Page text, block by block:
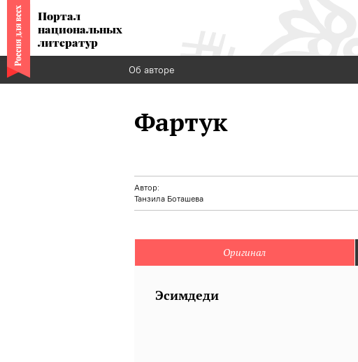
Портал
национальных
литератур
Об авторе
Фартук
Автор:
Танзила Боташева
Оригинал
Эсимдеди